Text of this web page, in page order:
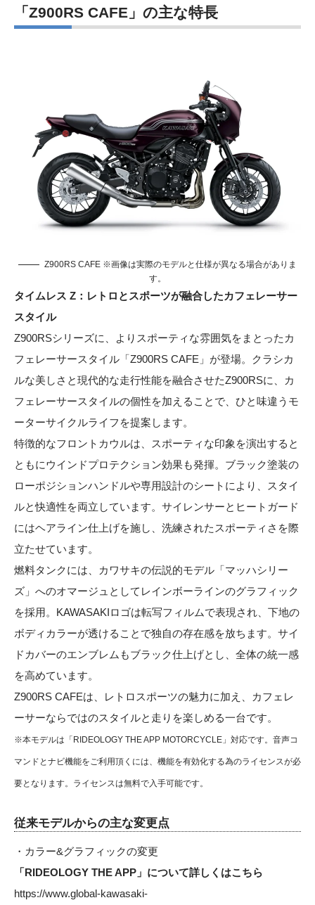
「Z900RS CAFE」の主な特長
Z900RS CAFE ※画像は実際のモデルと仕様が異なる場合がありま
す。
タイムレス Z：レトロとスポーツが融合したカフェレーサー
スタイル
Z900RSシリーズに、よりスポーティな雰囲気をまとったカ
フェレーサースタイル「Z900RS CAFE」が登場。クラシカ
ルな美しさと現代的な走行性能を融合させたZ900RSに、カ
フェレーサースタイルの個性を加えることで、ひと味違うモ
ーターサイクルライフを提案します。
特徴的なフロントカウルは、スポーティな印象を演出すると
ともにウインドプロテクション効果も発揮。ブラック塗装の
ローポジションハンドルや専用設計のシートにより、スタイ
ルと快適性を両立しています。サイレンサーとヒートガード
にはヘアライン仕上げを施し、洗練されたスポーティさを際
立たせています。
燃料タンクには、カワサキの伝説的モデル「マッハシリー
ズ」へのオマージュとしてレインボーラインのグラフィック
を採用。KAWASAKIロゴは転写フィルムで表現され、下地の
ボディカラーが透けることで独自の存在感を放ちます。サイ
ドカバーのエンブレムもブラック仕上げとし、全体の統一感
を高めています。
Z900RS CAFEは、レトロスポーツの魅力に加え、カフェレ
ーサーならではのスタイルと走りを楽しめる一台です。
※本モデルは「RIDEOLOGY THE APP MOTORCYCLE」対応です。音声コ
マンドとナビ機能をご利用頂くには、機能を有効化する為のライセンスが必
要となります。ライセンスは無料で入手可能です。
従来モデルからの主な変更点
・カラー&グラフィックの変更
「RIDEOLOGY THE APP」について詳しくはこちら
https://www.global-kawasaki-